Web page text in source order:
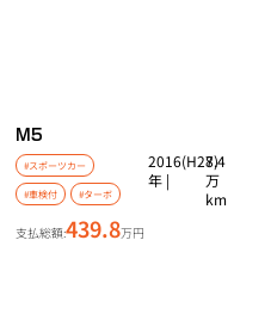
M5
#スポーツカー
#車検付 #ターボ
2016(H28)
年 |
7.4
万
km
支払総額:439.8万円